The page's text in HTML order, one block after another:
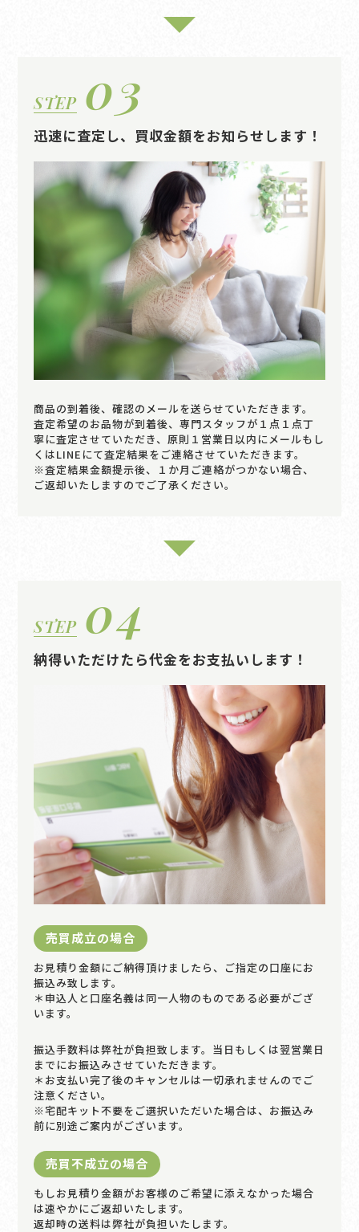
STEP 03
迅速に査定し、買収金額をお知らせします！
商品の到着後、確認のメールを送らせていただきます。
査定希望のお品物が到着後、専門スタッフが１点１点丁
寧に査定させていただき、原則１営業日以内にメールもし
くはLINEにて査定結果をご連絡させていただきます。
※査定結果金額提示後、１か月ご連絡がつかない場合、
ご返却いたしますのでご了承ください。
STEP 04
納得いただけたら代金をお支払いします！
売買成立の場合
お見積り金額にご納得頂けましたら、ご指定の口座にお
振込み致します。
＊申込人と口座名義は同一人物のものである必要がござ
います。
振込手数料は弊社が負担致します。当日もしくは翌営業日
までにお振込みさせていただきます。
＊お支払い完了後のキャンセルは一切承れませんのでご
注意ください。
※宅配キット不要をご選択いただいた場合は、お振込み
前に別途ご案内がございます。
売買不成立の場合
もしお見積り金額がお客様のご希望に添えなかった場合
は速やかにご返却いたします。
返却時の送料は弊社が負担いたします。